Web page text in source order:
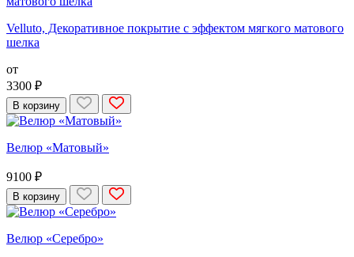
Velluto, Декоративное покрытие с эффектом мягкого матового
шелка
от
3300 ₽
В корзину
Велюр «Матовый»
9100 ₽
В корзину
Велюр «Серебро»